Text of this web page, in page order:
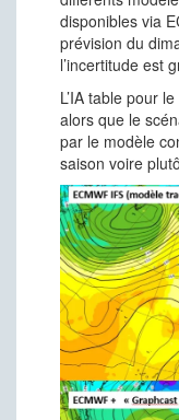
disponibles via
prévision du
l’incertitude est
L’IA table pour
alors que le
par le modèle
saison voire